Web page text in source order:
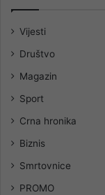
Vijesti
Društvo
Magazin
Sport
Crna hronika
Biznis
Smrtovnice
PROMO